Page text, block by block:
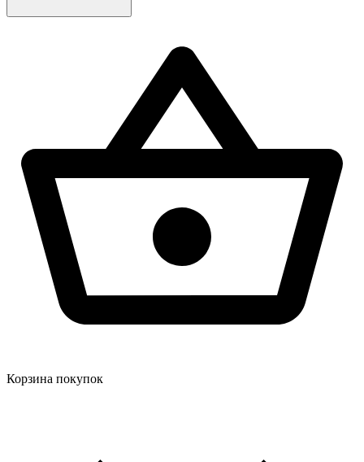
Корзина покупок